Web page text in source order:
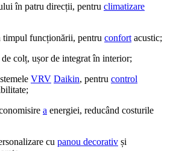
în patru direcții, pentru climatizare
timpul funcționării, pentru confort acustic;
colț, ușor de integrat în interior;
VRV Daikin, pentru control
a energiei, reducând costurile
cu panou decorativ și